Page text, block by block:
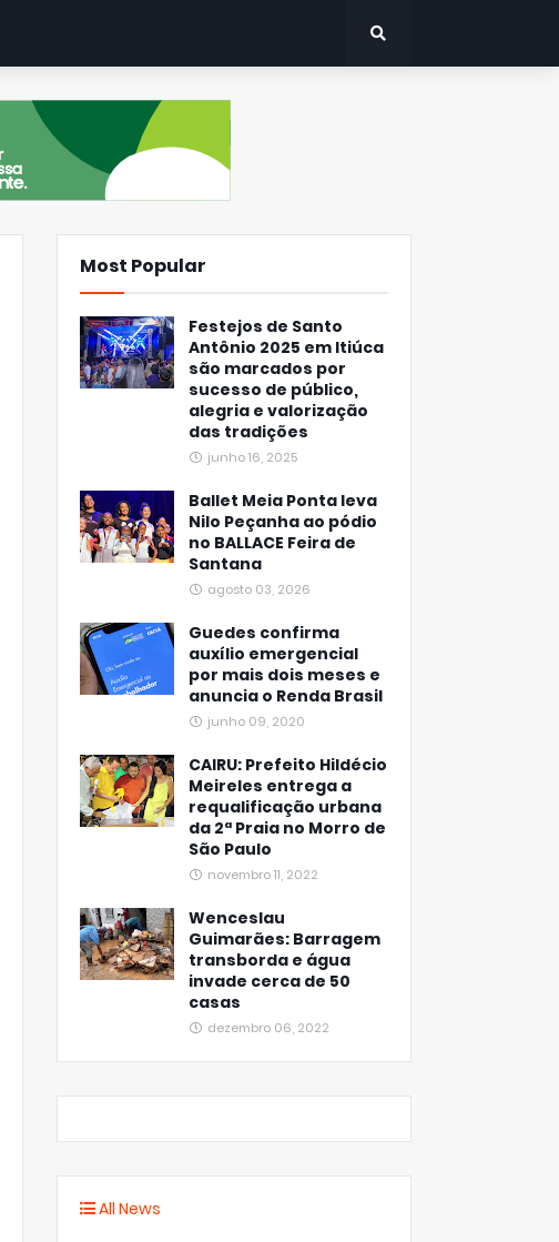
Most Popular
Festejos de Santo
Antônio 2025 em Itiúca
são marcados por
sucesso de público,
alegria e valorização
das tradições
junho 16, 2025
Ballet Meia Ponta leva
Nilo Peçanha ao pódio
no BALLACE Feira de
Santana
agosto 03, 2026
Guedes confirma
auxílio emergencial
por mais dois meses e
anuncia o Renda Brasil
junho 09, 2020
CAIRU: Prefeito Hildécio
Meireles entrega a
requalificação urbana
da 2ª Praia no Morro de
São Paulo
novembro 11, 2022
Wenceslau
Guimarães: Barragem
transborda e água
invade cerca de 50
casas
dezembro 06, 2022
All News